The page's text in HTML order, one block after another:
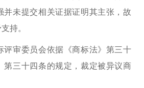
并未提交相关证据证明其主张，故
持。
审委员会依据《商标法》第三十
第三十四条的规定，裁定被异议商